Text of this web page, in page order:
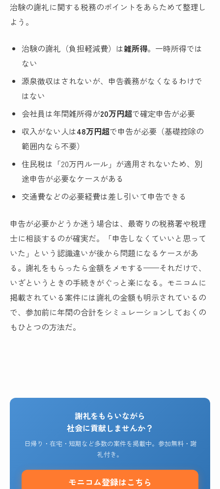
治験の謝礼に関する税務のポイントをあらためて整理し
よう。
治験の謝礼（負担軽減費）は雑所得。一時所得では
ない
源泉徴収はされないが、申告義務がなくなるわけで
はない
会社員は年間雑所得が20万円超で確定申告が必要
収入がない人は48万円超で申告が必要（基礎控除の
範囲内なら不要）
住民税は「20万円ルール」が適用されないため、別
途申告が必要なケースがある
交通費などの必要経費は差し引いて申告できる
申告が必要かどうか迷う場合は、最寄りの税務署や税理
士に相談するのが確実だ。「申告しなくていいと思って
いた」という認識違いが後から問題になるケースがあ
る。謝礼をもらったら金額をメモする——それだけで、
いざというときの手続きがぐっと楽になる。モニコムに
掲載されている案件には謝礼の金額も明示されているの
で、参加前に年間の合計をシミュレーションしておくの
もひとつの方法だ。
謝礼をもらいながら
社会に貢献しませんか？
日帰り・在宅・短期など多数の案件を掲載中。参加無料・謝
礼付き。
モニコム登録はこちら